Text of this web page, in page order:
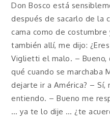
Don Bosco está
después de sacarlo de la
cama como de costumbre
también allí, me dijo:
Viglietti el malo. –
qué cuando se marchaba
dejarte ir a América? – Sí,
entiendo. – Bueno me
… ya te lo dije … ¿te